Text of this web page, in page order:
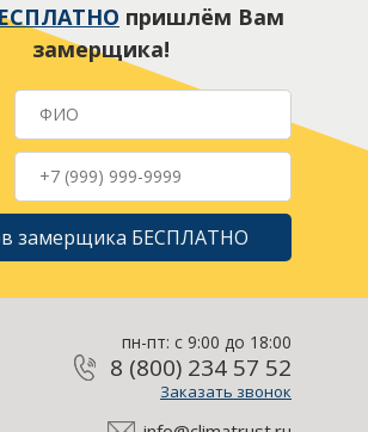
пришлём Вам
замерщика!
замерщика БЕСПЛАТНО
пн-пт: с 9:00 до 18:00
8 (800) 234 57 52
Заказать звонок